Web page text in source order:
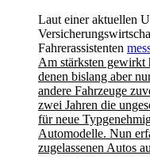
Laut einer aktuellen
Fahrerassistenten
Am stärksten gewirkt
denen bislang aber
andere Fahrzeuge
zwei Jahren die
für neue
Automodelle. Nun
zugelassenen Autos